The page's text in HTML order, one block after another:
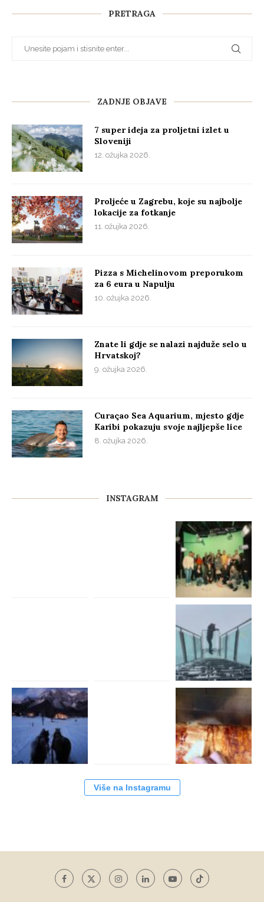
PRETRAGA
ZADNJE OBJAVE
7 super ideja za proljetni izlet u
Sloveniji
12. ožujka 2026.
Proljeće u Zagrebu, koje su najbolje
lokacije za fotkanje
11. ožujka 2026.
Pizza s Michelinovom preporukom
za 6 eura u Napulju
10. ožujka 2026.
Znate li gdje se nalazi najduže selo u
Hrvatskoj?
9. ožujka 2026.
Curaçao Sea Aquarium, mjesto gdje
Karibi pokazuju svoje najljepše lice
8. ožujka 2026.
INSTAGRAM
Više na Instagramu